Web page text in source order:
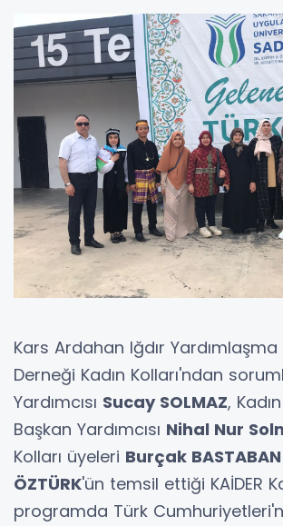
Kars Ardahan Iğdır
Derneği Kadın Kolları'ndan
Yardımcısı Sucay SOLMAZ,
Başkan Yardımcısı Nihal Nur
Kolları üyeleri Burçak BASTABAN
ÖZTÜRK'ün temsil ettiği KAİDER
programda Türk